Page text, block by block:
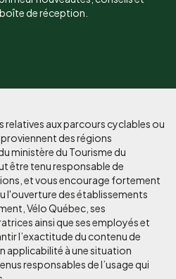
de réception.
aux parcours cyclables ou
des régions
ministère du Tourisme du
être tenu responsable de
et vous encourage fortement
l'ouverture des établissements
Vélo Québec, ses
ainsi que ses employés et
l’exactitude du contenu de
applicabilité à une situation
responsables de l’usage qui